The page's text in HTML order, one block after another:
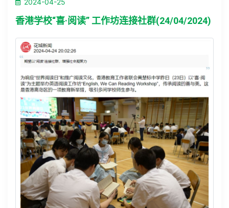
香港学校“喜·阅读” 工作坊连接社群(24/04/2024)